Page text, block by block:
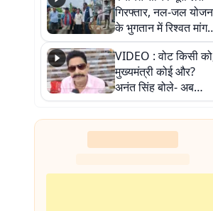
गिरफ्तार, नल-जल
के भुगतान में रिश्वत
पड़ा भारी
VIDEO : वोट किसी
मुख्यमंत्री कोई और?
अनंत सिंह बोले- अब
जनता हर चुनाव में देगी
जवाब